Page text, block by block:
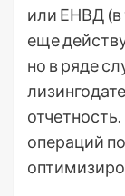
или ЕНВД (в
еще
но в ряде
операций